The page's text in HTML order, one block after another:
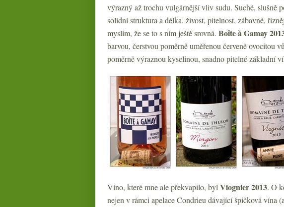
výrazný až trochu vulgárnější vliv sudu. Suché, slušně
solidní struktura a délka, živost, pitelnost, zábavné,
myslím, že se to s ním ještě srovná. Boîte à Gamay
barvou, čerstvou poměrně uměřenou červeně ovocitou
poměrně výraznou kyselinou, snadno pitelné základní
Víno, které mne ale překvapilo, byl Viognier 2013. O
nejen v rámci apelace Condrieu dávající špičková vína